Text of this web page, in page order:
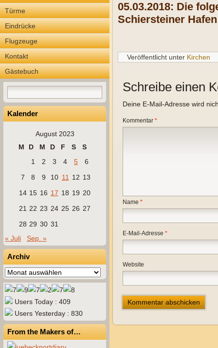
Türme
Eindrücke
Flugzeuge
Kontakt
Gästebuch
Kalender
August 2023
M
D M D F S
S
1
2 3 4 5
6
7
8 9 10 11 12 13
14 15 16 17 18 19 20
21 22 23 24 25 26 27
28 29 30 31
« Juli
Sep. »
Archiv
Archiv
Users Today : 409
Users Yesterday : 830
From the Makers of…
05.03.2018: Die
Schiersteiner
Veröffentlicht unter Kirchen
Schreibe einen
Deine E-Mail-Adresse wird
Kommentar *
Name *
E-Mail-Adresse *
Website